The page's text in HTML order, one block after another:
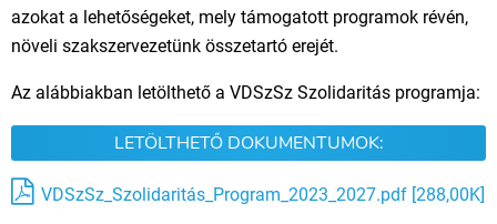
azokat a lehetőségeket, mely támogatott programok révén,
növeli szakszervezetünk összetartó erejét.
Az alábbiakban letölthető a VDSzSz Szolidaritás programja:
LETÖLTHETŐ DOKUMENTUMOK:
VDSzSz_Szolidaritás_Program_2023_2027.pdf [288,00K]